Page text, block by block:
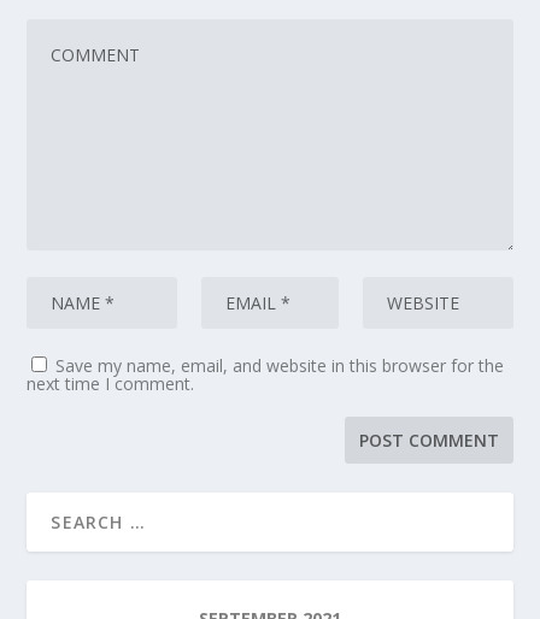
Save my name, email, and website in this browser for the
next time I comment.